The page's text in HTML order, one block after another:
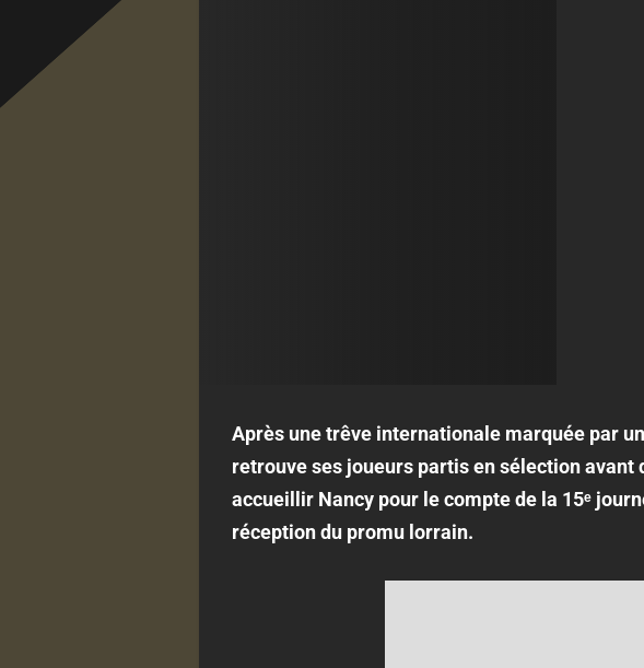
Après une trêve internationale marquée par
retrouve ses joueurs partis en sélection avant
accueillir Nancy pour le compte de la 15ᵉ
réception du promu lorrain.